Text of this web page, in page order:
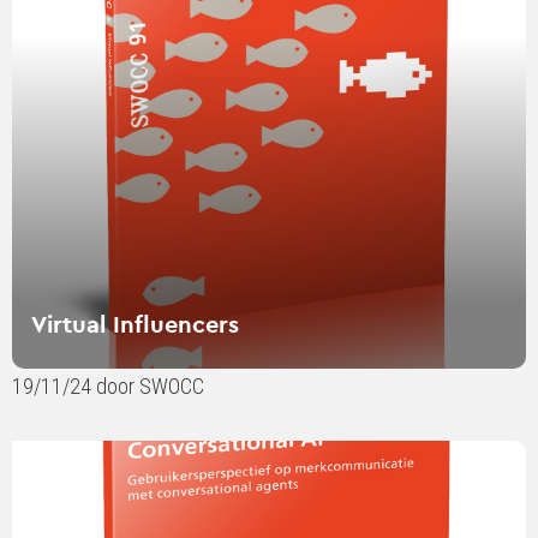
Virtual Influencers
19/11/24 door SWOCC